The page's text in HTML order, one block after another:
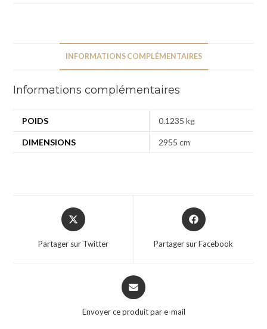
INFORMATIONS COMPLÉMENTAIRES
Informations complémentaires
POIDS 0.1235 kg
DIMENSIONS 2955 cm
Partager sur Twitter Partager sur Facebook
Envoyer ce produit par e-mail